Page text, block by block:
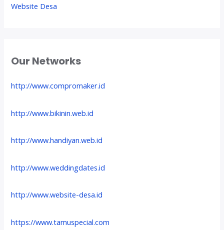
Website Desa
Our Networks
http://www.compromaker.id
http://www.bikinin.web.id
http://www.handiyan.web.id
http://www.weddingdates.id
http://www.website-desa.id
https://www.tamuspecial.com